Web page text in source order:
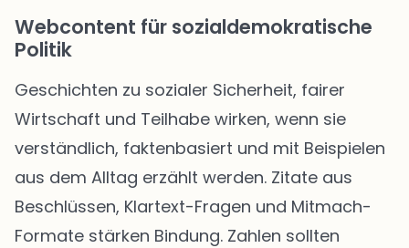
Webcontent für sozialdemokratische
Politik
Geschichten zu sozialer Sicherheit, fairer
Wirtschaft und Teilhabe wirken, wenn sie
verständlich, faktenbasiert und mit Beispielen
aus dem Alltag erzählt werden. Zitate aus
Beschlüssen, Klartext-Fragen und Mitmach-
Formate stärken Bindung. Zahlen sollten